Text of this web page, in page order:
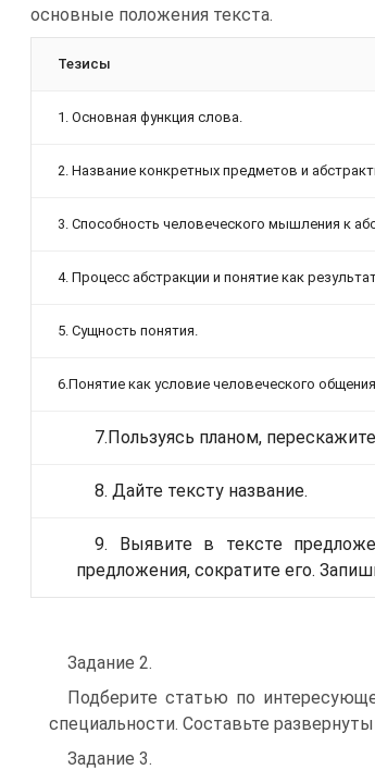
основные положения текста.
Тезисы
1. Основная функция слова.
2. Название конкретных предметов и
3. Способность человеческого мышления к
4. Процесс абстракции и понятие как
5. Сущность понятия.
6.Понятие как условие человеческого
7.Пользуясь планом,
8. Дайте тексту название.
9. Выявите в тексте
предложения, сократите его.
Задание 2.
Подберите статью по
специальности. Составьте
Задание 3.